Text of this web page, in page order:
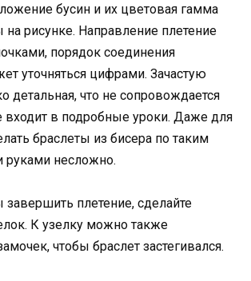
бусин и их цветовая гамма
на рисунке. Направление плетение
порядок соединения
уточняться цифрами. Зачастую
детальная, что не сопровождается
входит в подробные уроки. Даже для
браслеты из бисера по таким
несложно.
завершить плетение, сделайте
К узелку можно также
чтобы браслет застегивался.